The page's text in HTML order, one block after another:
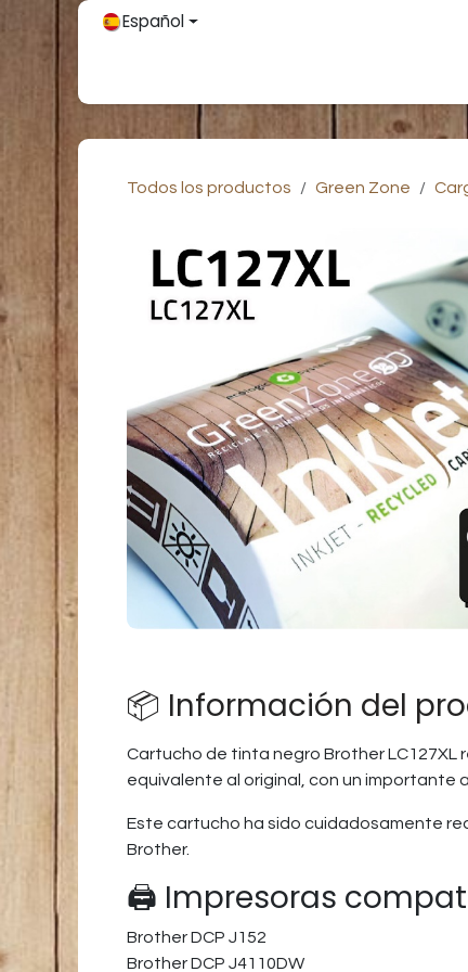
Ir al contenidoEspañol
Todos los productos Green Zone
📦 Información del
Cartucho de tinta negro Brother LC127XL
equivalente al original, con un importante
Este cartucho ha sido cuidadosamente
Brother.
🖨️ Impresoras
Brother DCP J152
Brother DCP J4110DW